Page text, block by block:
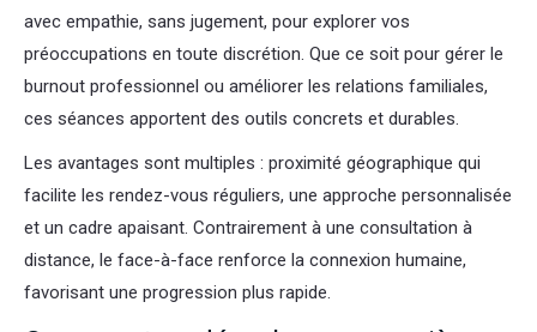
avec empathie, sans jugement, pour explorer vos
préoccupations en toute discrétion. Que ce soit pour gérer le
burnout professionnel ou améliorer les relations familiales,
ces séances apportent des outils concrets et durables.
Les avantages sont multiples : proximité géographique qui
facilite les rendez-vous réguliers, une approche personnalisée
et un cadre apaisant. Contrairement à une consultation à
distance, le face-à-face renforce la connexion humaine,
favorisant une progression plus rapide.